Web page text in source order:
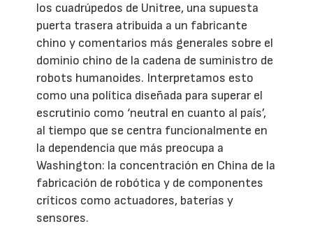
los cuadrúpedos de Unitree, una supuesta
puerta trasera atribuida a un fabricante
chino y comentarios más generales sobre el
dominio chino de la cadena de suministro de
robots humanoides. Interpretamos esto
como una política diseñada para superar el
escrutinio como ‘neutral en cuanto al país’,
al tiempo que se centra funcionalmente en
la dependencia que más preocupa a
Washington: la concentración en China de la
fabricación de robótica y de componentes
críticos como actuadores, baterías y
sensores.